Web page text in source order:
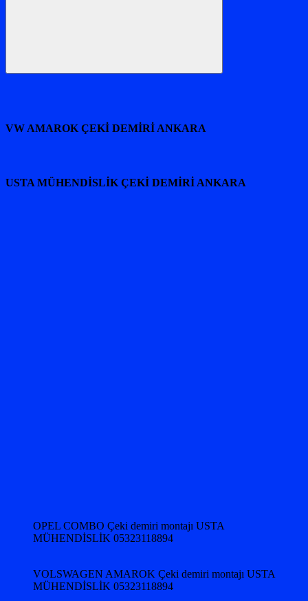
Ara
VW AMAROK ÇEKİ DEMİRİ ANKARA
USTA MÜHENDİSLİK ÇEKİ DEMİRİ ANKARA
OPEL COMBO Çeki demiri montajı USTA
MÜHENDİSLİK 05323118894
VOLSWAGEN AMAROK Çeki demiri montajı USTA
MÜHENDİSLİK 05323118894